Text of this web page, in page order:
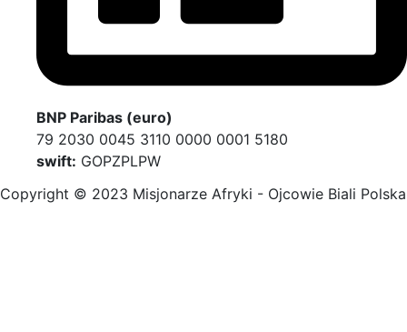
BNP Paribas (euro)
79 2030 0045 3110 0000 0001 5180
swift: GOPZPLPW
Copyright © 2023 Misjonarze Afryki - Ojcowie Biali Polska